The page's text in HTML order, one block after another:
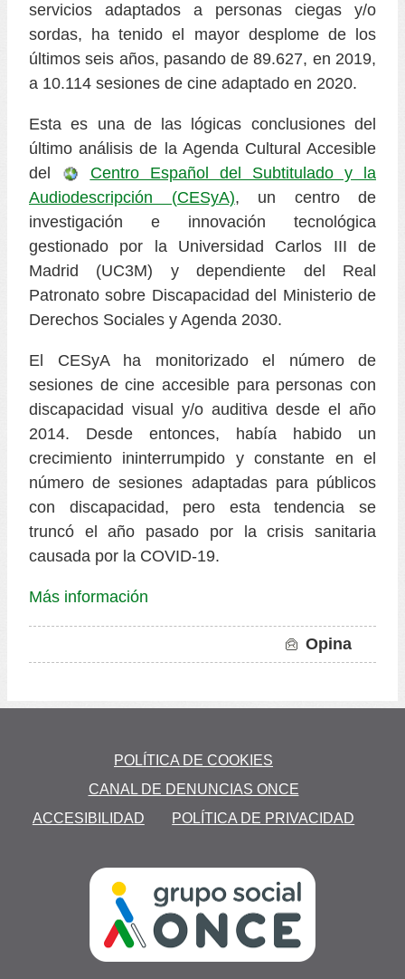
servicios adaptados a personas ciegas y/o
sordas, ha tenido el mayor desplome de los
últimos seis años, pasando de 89.627, en 2019,
a 10.114 sesiones de cine adaptado en 2020.
Esta es una de las lógicas conclusiones del
último análisis de la Agenda Cultural Accesible
del
Centro Español del Subtitulado y la
Audiodescripción (CESyA), un centro de
investigación e innovación tecnológica
gestionado por la Universidad Carlos III de
Madrid (UC3M) y dependiente del Real
Patronato sobre Discapacidad del Ministerio de
Derechos Sociales y Agenda 2030.
El CESyA ha monitorizado el número de
sesiones de cine accesible para personas con
discapacidad visual y/o auditiva desde el año
2014. Desde entonces, había habido un
crecimiento ininterrumpido y constante en el
número de sesiones adaptadas para públicos
con discapacidad, pero esta tendencia se
truncó el año pasado por la crisis sanitaria
causada por la COVID-19.
Más información
Opina
POLÍTICA DE COOKIES
CANAL DE DENUNCIAS ONCE
ACCESIBILIDAD
POLÍTICA DE PRIVACIDAD